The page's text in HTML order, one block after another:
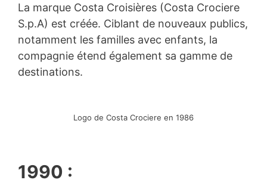
La marque Costa Croisières (Costa Crociere
S.p.A) est créée. Ciblant de nouveaux publics,
notamment les familles avec enfants, la
compagnie étend également sa gamme de
destinations.
Logo de Costa Crociere en 1986
1990 :